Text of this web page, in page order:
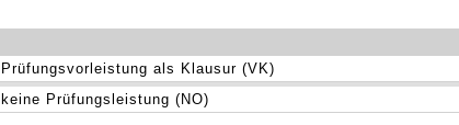
Prüfungsvorleistung als Klausur (VK)
keine Prüfungsleistung (NO)